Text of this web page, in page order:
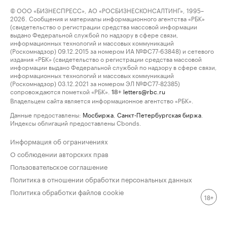
© ООО «БИЗНЕСПРЕСС», АО «РОСБИЗНЕСКОНСАЛТИНГ», 1995–
2026. Сообщения и материалы информационного агентства «РБК»
(свидетельство о регистрации средства массовой информации
выдано Федеральной службой по надзору в сфере связи,
информационных технологий и массовых коммуникаций
(Роскомнадзор) 09.12.2015 за номером ИА №ФС77-63848) и сетевого
издания «РБК» (свидетельство о регистрации средства массовой
информации выдано Федеральной службой по надзору в сфере связи,
информационных технологий и массовых коммуникаций
(Роскомнадзор) 03.12.2021 за номером ЭЛ №ФС77-82385)
сопровождаются пометкой «РБК».
18+ letters@rbc.ru
Владельцем сайта является информационное агентство «РБК».
Данные предоставлены: Мосбиржа Санкт-Петербургская биржа
Индексы облигаций предоставлены Cbonds.
Информация об ограничениях
О соблюдении авторских прав
Пользовательское соглашение
Политика в отношении обработки персональных данных
Политика обработки файлов cookie
18+